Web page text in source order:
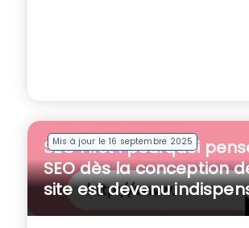
Mis à jour le 16 septembre 2025
SEO First : pourquoi
SEO dès la conception
site est devenu